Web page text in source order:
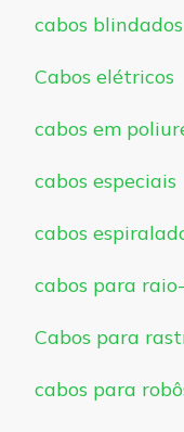
cabos blindados
Cabos elétricos
cabos em
cabos especiais
cabos
cabos para
Cabos para
cabos para